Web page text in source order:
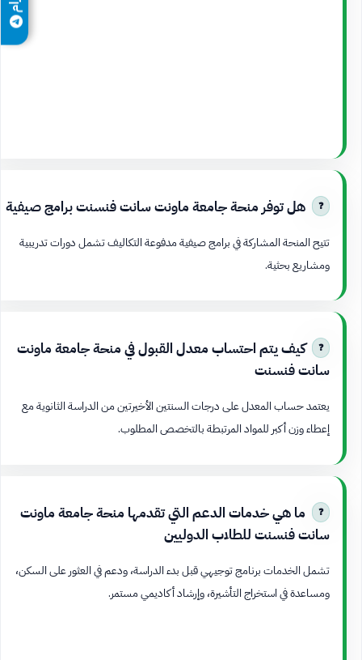
هل توفر منحة جامعة ماونت سانت فنسنت برامج صيفية
تتيح المنحة المشاركة في برامج صيفية مدفوعة التكاليف تشمل دورات تدريبية
ومشاريع بحثية.
كيف يتم احتساب معدل القبول في منحة جامعة ماونت
سانت فنسنت
يعتمد حساب المعدل على درجات السنتين الأخيرتين من الدراسة الثانوية مع
إعطاء وزن أكبر للمواد المرتبطة بالتخصص المطلوب.
ما هي خدمات الدعم التي تقدمها منحة جامعة ماونت
سانت فنسنت للطلاب الدوليين
تشمل الخدمات برنامج توجيهي قبل بدء الدراسة، ودعم في العثور على السكن،
ومساعدة في استخراج التأشيرة، وإرشاد أكاديمي مستمر.